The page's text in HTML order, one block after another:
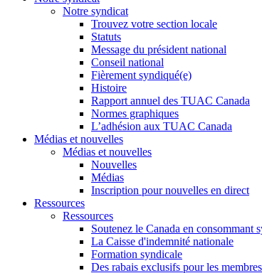
Notre syndicat
Trouvez votre section locale
Statuts
Message du président national
Conseil national
Fièrement syndiqué(e)
Histoire
Rapport annuel des TUAC Canada
Normes graphiques
L’adhésion aux TUAC Canada
Médias et nouvelles
Médias et nouvelles
Nouvelles
Médias
Inscription pour nouvelles en direct
Ressources
Ressources
Soutenez le Canada en consommant
La Caisse d'indemnité nationale
Formation syndicale
Des rabais exclusifs pour les